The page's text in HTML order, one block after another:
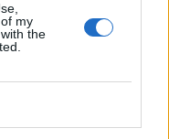
my
the